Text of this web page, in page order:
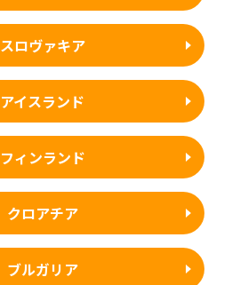
スロヴァキア
アイスランド
フィンランド
クロアチア
ブルガリア